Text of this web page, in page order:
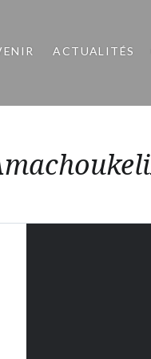
ACTUALITÉS